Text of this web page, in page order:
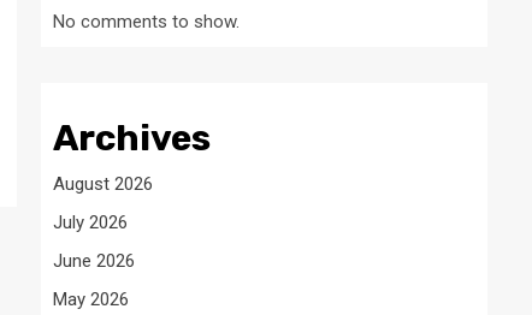
No comments to show.
Archives
August 2026
July 2026
June 2026
May 2026